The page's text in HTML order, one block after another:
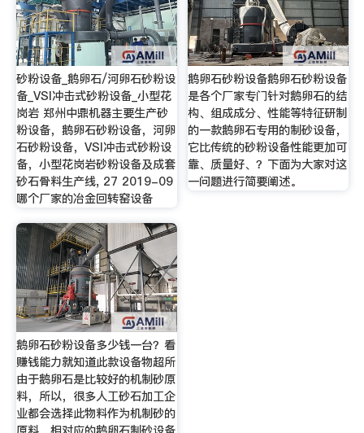
砂粉设备_鹅卵石/河卵石砂粉设
备_VSI冲击式砂粉设备_小型花
岗岩 郑州中鼎机器主要生产砂
粉设备，鹅卵石砂粉设备，河卵
石砂粉设备，VSI冲击式砂粉设
备，小型花岗岩砂粉设备及成套
砂石骨料生产线, 27 2019-09
哪个厂家的冶金回转窑设备
鹅卵石砂粉设备鹅卵石砂粉设备
是各个厂家专门针对鹅卵石的结
构、组成成分、性能等特征研制
的一款鹅卵石专用的制砂设备，
它比传统的砂粉设备性能更加可
靠、质量好、？下面为大家对这
一问题进行简要阐述。
鹅卵石砂粉设备多少钱一台？看
赚钱能力就知道此款设备物超所
由于鹅卵石是比较好的机制砂原
料，所以，很多人工砂石加工企
业都会选择此物料作为机制砂的